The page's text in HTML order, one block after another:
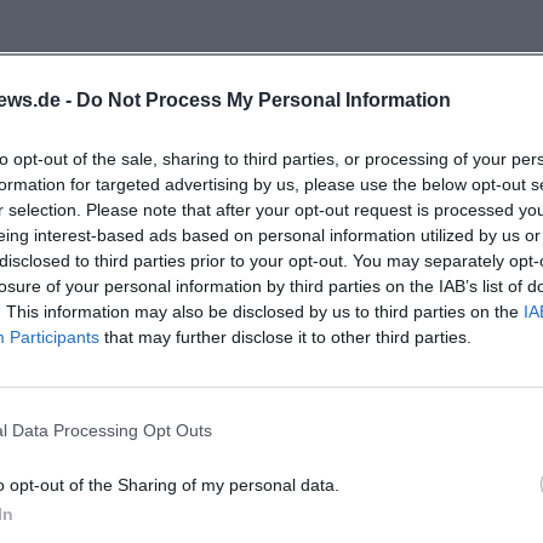
- Do Not Process My Personal Information
opt-out of the sale, sharing to third parties, or processing of your
for targeted advertising by us, please use the below opt-out
selection. Please note that after your opt-out request is processed
interest-based ads based on personal information utilized by us
to third parties prior to your opt-out. You may separately
of your personal information by third parties on the IAB’s list of
This information may also be disclosed by us to third parties on the
Participants that may further disclose it to other third parties.
Data Processing Opt Outs
opt-out of the Sharing of my personal data.
Getränke aus der Region machen die Kirwa
Festgelände, klare Zielgruppenansprache
Besuch.
Kirwa begeistert die
kaum erwarten – Gänsehaut
Wiese: Tradition, Musik und Gemeinschaft
sichern und live dabei sein.